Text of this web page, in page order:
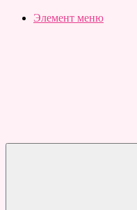
Элемент меню